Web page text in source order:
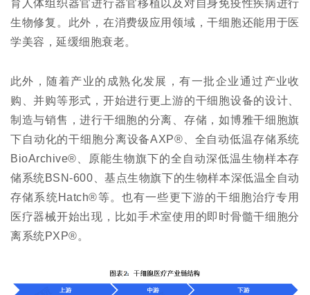
育人体组织器官进行器官移植以及对自身免疫性疾病进行
生物修复。此外，在消费级应用领域，干细胞还能用于医
学美容，延缓细胞衰老。
此外，随着产业的成熟化发展，有一批企业通过产业收
购、并购等形式，开始进行更上游的干细胞设备的设计、
制造与销售，进行干细胞的分离、存储，如博雅干细胞旗
下自动化的干细胞分离设备AXP®、全自动低温存储系统
BioArchive®、原能生物旗下的全自动深低温生物样本存
储系统BSN-600、基点生物旗下的生物样本深低温全自动
存储系统Hatch®等。也有一些更下游的干细胞治疗专用
医疗器械开始出现，比如手术室使用的即时骨髓干细胞分
离系统PXP®。